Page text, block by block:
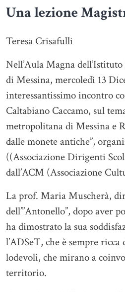
Una lezione
Teresa Crisafulli
Nell’Aula Magna
di Messina, mercoledì 13
interessantissimo incontro
Caltabiano Caccamo, sul
metropolitana di Messina e
dalle monete antiche”,
((Associazione Dirigenti
dall’ACM (Associazione
La prof. Maria Muscherà,
dell’”Antonello”, dopo aver
ha dimostrato la sua
l’ADSeT, che è sempre
lodevoli, che mirano a
territorio.